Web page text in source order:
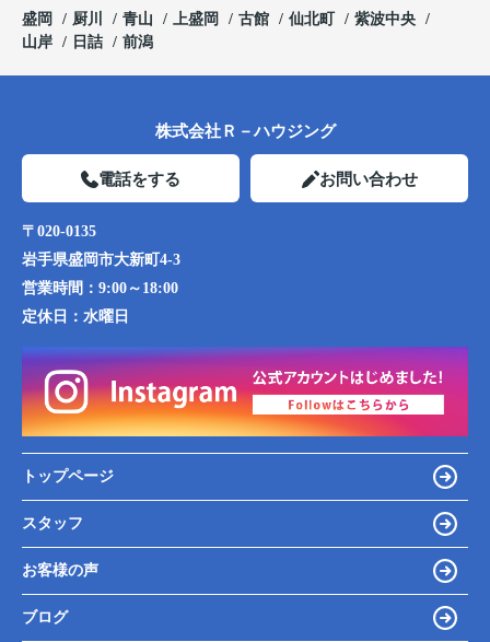
盛岡
厨川 青山 上盛岡 古館 仙北町
紫波中央
山岸
日詰 前潟
株式会社Ｒ－ハウジング
電話をする お問い合わせ
〒020-0135
岩手県盛岡市大新町4-3
営業時間： 9:00～18:00
定休日： 水曜日
トップページ
スタッフ
お客様の声
ブログ